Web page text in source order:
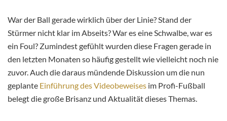
War der Ball gerade wirklich über der Linie? Stand der
Stürmer nicht klar im Abseits? War es eine Schwalbe, war es
ein Foul? Zumindest gefühlt wurden diese Fragen gerade in
den letzten Monaten so häufig gestellt wie vielleicht noch nie
zuvor. Auch die daraus mündende Diskussion um die nun
geplante Einführung des Videobeweises im Profi-Fußball
belegt die große Brisanz und Aktualität dieses Themas.